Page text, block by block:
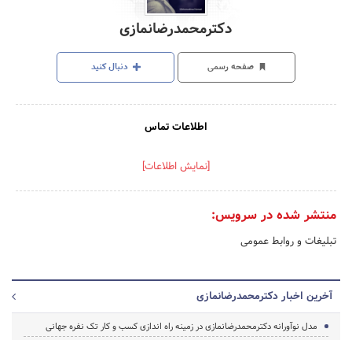
دکترمحمدرضانمازی
صفحه رسمی دنبال کنید
اطلاعات تماس
[نمایش اطلاعات]
منتشر شده در سرویس:
تبلیغات و روابط عمومی
آخرین اخبار دکترمحمدرضانمازی
مدل نوآورانه دکترمحمدرضانمازی در زمینه راه اندازی کسب و کار تک نفره جهانی